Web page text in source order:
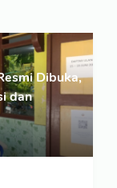
Dibuka,
dan